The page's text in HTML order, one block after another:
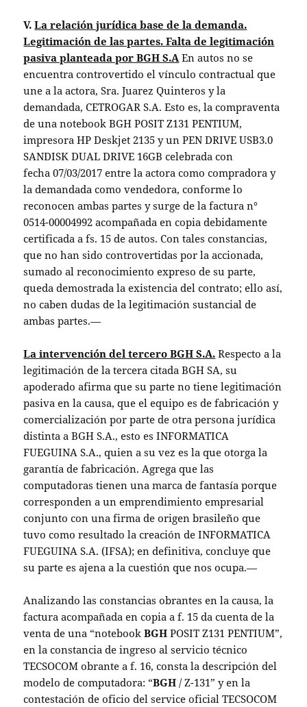
V.La relación jurídica base de la demanda.
Legitimación de las partes. Falta de legitimación
pasiva planteada por BGH S.A En autos no se
encuentra controvertido el vínculo contractual que
une a la actora, Sra. Juarez Quinteros y la
demandada, CETROGAR S.A. Esto es, la compraventa
de una notebook BGH POSIT Z131 PENTIUM,
impresora HP Deskjet 2135 y un PEN DRIVE USB3.0
SANDISK DUAL DRIVE 16GB celebrada con
fecha 07/03/2017 entre la actora como compradora y
la demandada como vendedora, conforme lo
reconocen ambas partes y surge de la factura n°
0514-00004992 acompañada en copia debidamente
certificada a fs. 15 de autos. Con tales constancias,
que no han sido controvertidas por la accionada,
sumado al reconocimiento expreso de su parte,
queda demostrada la existencia del contrato; ello así,
no caben dudas de la legitimación sustancial de
ambas partes.—
La intervención del tercero BGH S.A. Respecto a la
legitimación de la tercera citada BGH SA, su
apoderado afirma que su parte no tiene legitimación
pasiva en la causa, que el equipo es de fabricación y
comercialización por parte de otra persona jurídica
distinta a BGH S.A., esto es INFORMATICA
FUEGUINA S.A., quien a su vez es la que otorga la
garantía de fabricación. Agrega que las
computadoras tienen una marca de fantasía porque
corresponden a un emprendimiento empresarial
conjunto con una firma de origen brasileño que
tuvo como resultado la creación de INFORMATICA
FUEGUINA S.A. (IFSA); en definitiva, concluye que
su parte es ajena a la cuestión que nos ocupa.—
Analizando las constancias obrantes en la causa, la
factura acompañada en copia a f. 15 da cuenta de la
venta de una “notebookBGH POSIT Z131 PENTIUM”,
en la constancia de ingreso al servicio técnico
TECSOCOM obrante a f. 16, consta la descripción del
modelo de computadora: “BGH / Z-131” y en la
contestación de oficio del service oficial TECSOCOM